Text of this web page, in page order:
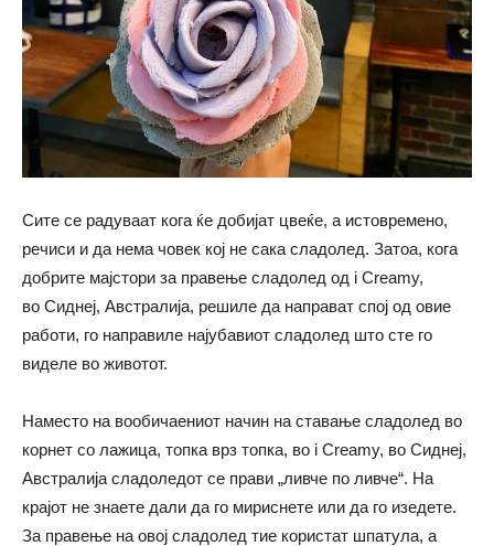
Сите се радуваат кога ќе добијат цвеќе, а истовремено,
речиси и да нема човек кој не сака сладолед. Затоа, кога
добрите мајстори за правење сладолед од i Creamy,
во Сиднеј, Австралија, решиле да направат спој од овие
работи, го направиле најубавиот сладолед што сте го
виделе во животот.
Наместо на вообичаениот начин на ставање сладолед во
корнет со лажица, топка врз топка, во i Creamy, во Сиднеј,
Австралија сладоледот се прави „ливче по ливче“. На
крајот не знаете дали да го мириснете или да го изедете.
За правење на овој сладолед тие користат шпатула, а